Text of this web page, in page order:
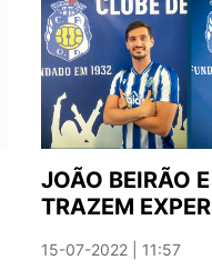
JOÃO BEIRÃO
TRAZEM
15-07-2022 | 11:57